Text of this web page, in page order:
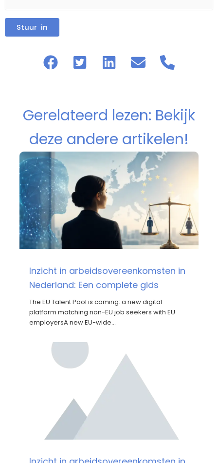
Gerelateerd lezen: Bekijk
deze andere artikelen!
Inzicht in arbeidsovereenkomsten in
Nederland: Een complete gids
The EU Talent Pool is coming: a new digital
platform matching non-EU job seekers with EU
employersA new EU-wide…